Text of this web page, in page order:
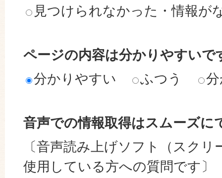
見つけられなかった・情報が
ページの内容は分かりやすいで
分かりやすい
ふつう
音声での情報取得はスムーズに
〔音声読み上げソフト（スク
使用している方への質問です〕